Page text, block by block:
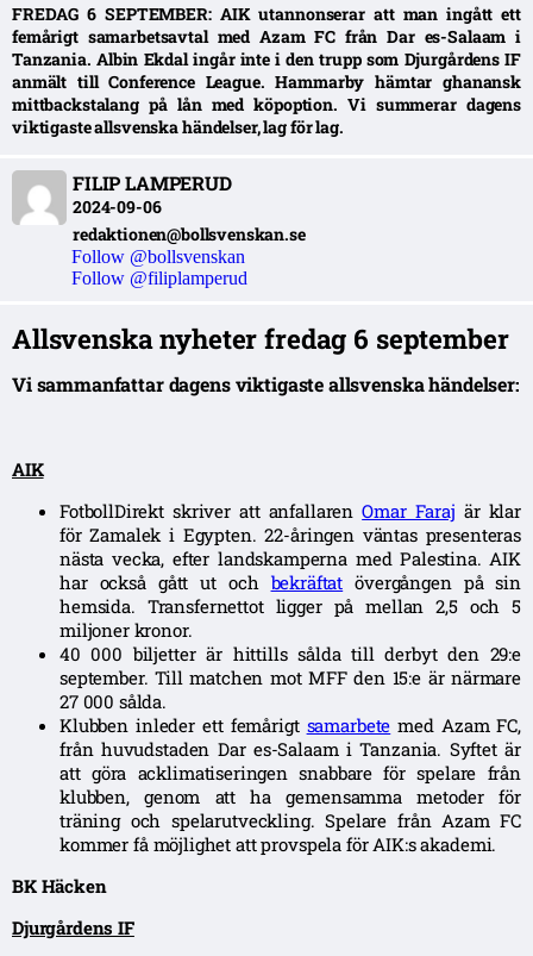
FREDAG 6 SEPTEMBER: AIK utannonserar att man ingått ett
femårigt samarbetsavtal med Azam FC från Dar es-Salaam i
Tanzania. Albin Ekdal ingår inte i den trupp som Djurgårdens IF
anmält till Conference League. Hammarby hämtar ghanansk
mittbackstalang på lån med köpoption. Vi summerar dagens
viktigaste allsvenska händelser, lag för lag.
FILIP LAMPERUD
2024-09-06
redaktionen@bollsvenskan.se
Follow @bollsvenskan
Follow @filiplamperud
Allsvenska nyheter fredag 6 september
Vi sammanfattar dagens viktigaste allsvenska händelser:
AIK
FotbollDirekt skriver att anfallarenOmar Faraj är klar
för Zamalek i Egypten. 22-åringen väntas presenteras
nästa vecka, efter landskamperna med Palestina.AIK
har också gått ut och bekräftat övergången på sin
hemsida. Transfernettot ligger på mellan 2,5 och 5
miljoner kronor.
40 000 biljetter är hittills sålda till derbyt den 29:e
september. Till matchen mot MFF den 15:e är närmare
27 000 sålda.
Klubben inleder ett femårigt samarbete med Azam FC,
från huvudstaden Dar es-Salaam i Tanzania. Syftet är
att göra acklimatiseringen snabbare för spelare från
klubben, genom att ha gemensamma metoder för
träning och spelarutveckling. Spelare från Azam FC
kommer få möjlighet att provspela för AIK:s akademi.
BK Häcken
Djurgårdens IF